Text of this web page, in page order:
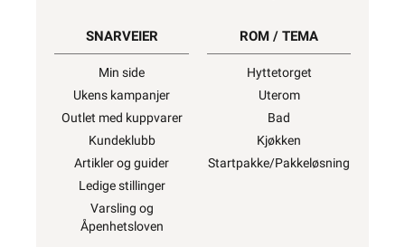
SNARVEIER
Min side
Ukens kampanjer
Outlet med kuppvarer
Kundeklubb
Artikler og guider
Ledige stillinger
Varsling og
Åpenhetsloven
ROM / TEMA
Hyttetorget
Uterom
Bad
Kjøkken
Startpakke/Pakkeløsning